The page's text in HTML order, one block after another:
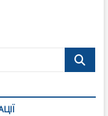
Поиск…